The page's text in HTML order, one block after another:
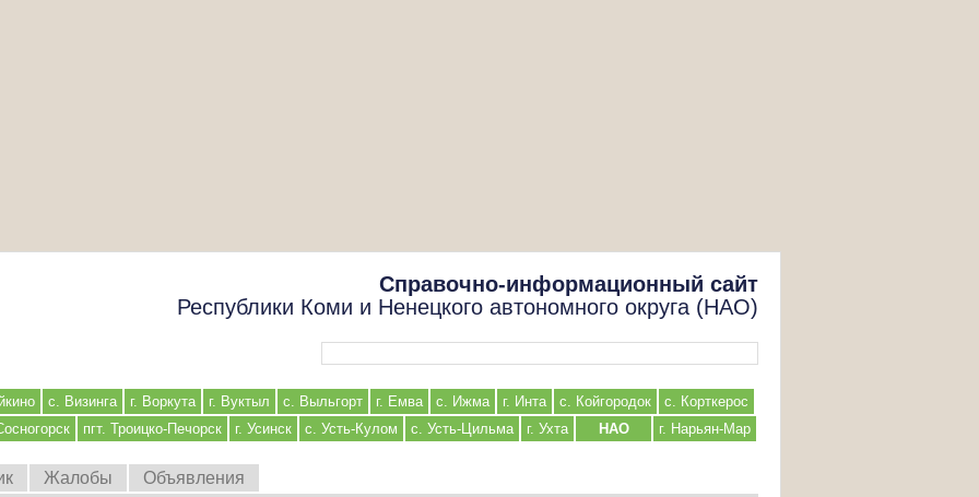
Справочно-информационный сайт
Республики Коми и Ненецкого автономного округа (НАО)
с. Визинга г. Воркута г. Вуктыл с. Выльгорт г. Емва с. Ижма г. Инта с. Койгородок
с. Корткерос
пгт. Троицко-Печорск г. Усинск с. Усть-Кулом с. Усть-Цильма г. Ухта НАО г. Нарьян-Мар
Жалобы Объявления